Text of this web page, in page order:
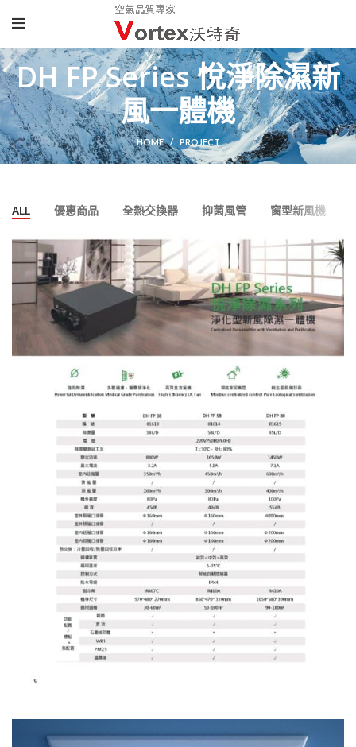
DH FP Series 悅淨除濕新
風一體機
HOME PROJECT
ALL 優惠商品 全熱交換器 抑菌風管 窗型新風機